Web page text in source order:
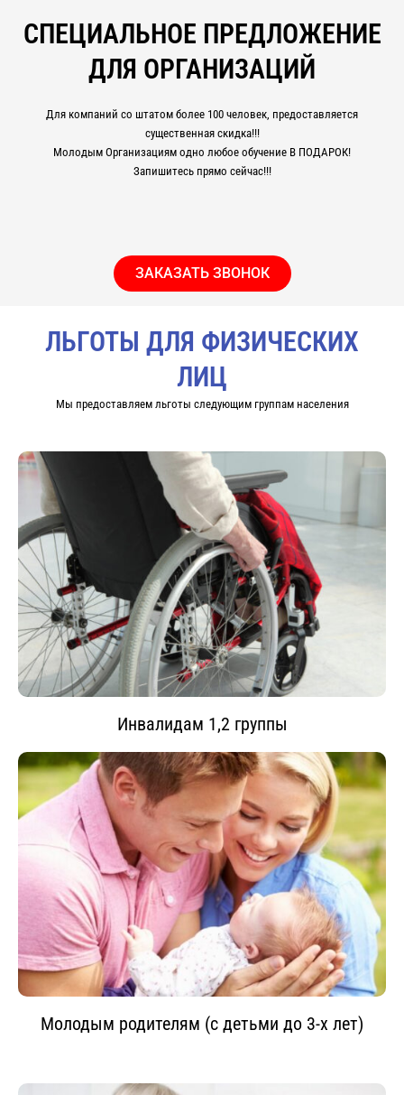
СПЕЦИАЛЬНОЕ ПРЕДЛОЖЕНИЕ
ДЛЯ ОРГАНИЗАЦИЙ
Для компаний со штатом более 100 человек, предоставляется
существенная скидка!!!
Молодым Организациям одно любое обучение В ПОДАРОК!
Запишитесь прямо сейчас!!!
ЗАКАЗАТЬ ЗВОНОК
ЛЬГОТЫ ДЛЯ ФИЗИЧЕСКИХ
ЛИЦ
Мы предоставляем льготы следующим группам населения
Инвалидам 1,2 группы
Молодым родителям (с детьми до 3-х лет)